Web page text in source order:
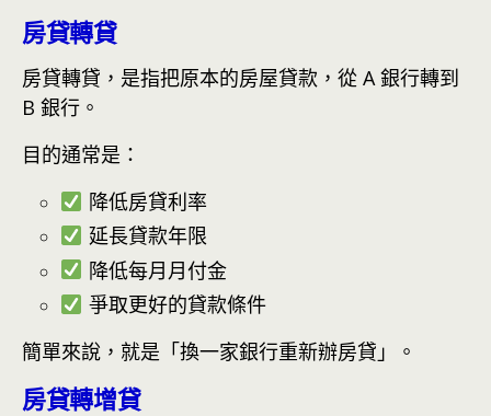
房貸轉貸
房貸轉貸，是指把原本的房屋貸款，從 A 銀行轉到
B 銀行。
目的通常是：
降低房貸利率
延長貸款年限
降低每月月付金
爭取更好的貸款條件
簡單來說，就是「換一家銀行重新辦房貸」。
房貸轉增貸